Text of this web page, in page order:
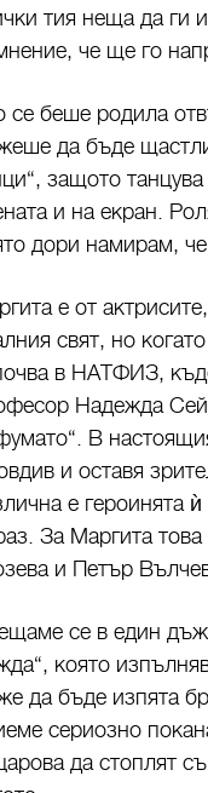
тия неща да ги
че ще го
се беше родила
да бъде
защото
и на екран.
дори намирам,
е от
свят, но
в НАТФИЗ,
Надежда
В
и оставя
е героинята
За Маргита
и Петър
се в един
която
да бъде изпята
сериозно
да стоплят